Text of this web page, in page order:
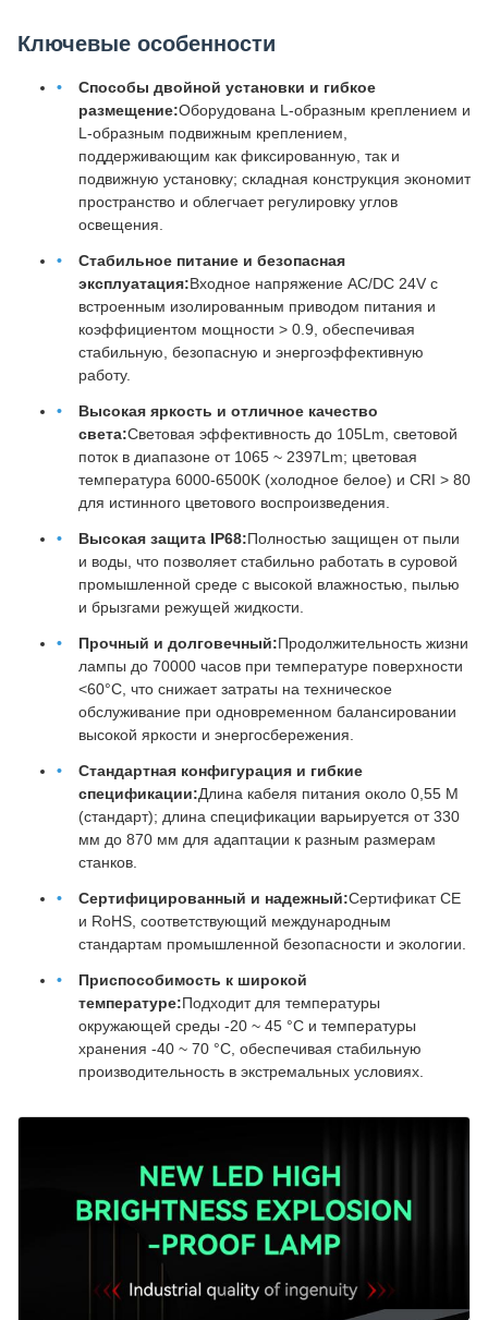
Ключевые особенности
Способы двойной установки и гибкое
размещение:Оборудована L-образным креплением и
L-образным подвижным креплением,
поддерживающим как фиксированную, так и
подвижную установку; складная конструкция экономит
пространство и облегчает регулировку углов
освещения.
Стабильное питание и безопасная
эксплуатация:Входное напряжение AC/DC 24V с
встроенным изолированным приводом питания и
коэффициентом мощности > 0.9, обеспечивая
стабильную, безопасную и энергоэффективную
работу.
Высокая яркость и отличное качество
света:Световая эффективность до 105Lm, световой
поток в диапазоне от 1065 ~ 2397Lm; цветовая
температура 6000-6500K (холодное белое) и CRI > 80
для истинного цветового воспроизведения.
Высокая защита IP68:Полностью защищен от пыли
и воды, что позволяет стабильно работать в суровой
промышленной среде с высокой влажностью, пылью
и брызгами режущей жидкости.
Прочный и долговечный:Продолжительность жизни
лампы до 70000 часов при температуре поверхности
<60°C, что снижает затраты на техническое
обслуживание при одновременном балансировании
высокой яркости и энергосбережения.
Стандартная конфигурация и гибкие
спецификации:Длина кабеля питания около 0,55 М
(стандарт); длина спецификации варьируется от 330
мм до 870 мм для адаптации к разным размерам
станков.
Сертифицированный и надежный:Сертификат CE
и RoHS, соответствующий международным
стандартам промышленной безопасности и экологии.
Приспособимость к широкой
температуре:Подходит для температуры
окружающей среды -20 ~ 45 °C и температуры
хранения -40 ~ 70 °C, обеспечивая стабильную
производительность в экстремальных условиях.